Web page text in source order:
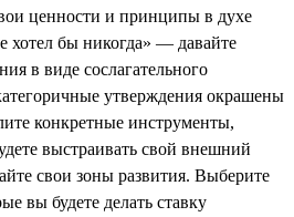
ценности и принципы в духе
хотел бы никогда» — давайте
в виде сослагательного
утверждения окрашены
конкретные инструменты,
выстраивать свой внешний
свои зоны развития. Выберите
вы будете делать ставку